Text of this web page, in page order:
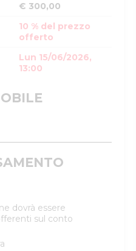
€ 300,00
10 % del prezzo
offerto
Lun 15/06/2026,
13:00
dovrà essere
sul conto